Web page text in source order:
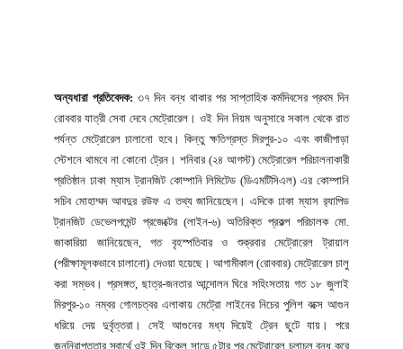
অন্যধারা প্রতিবেদক: ৩৭ দিন বন্ধ থাকার পর সাপ্তাহিক কর্মদিবসের প্রথম দিন
রোববার যাত্রী সেবা দেবে মেট্রোরেল। ওই দিন নিয়ম অনুসারে সকাল থেকে রাত
পর্যন্ত মেট্রোরেল চালানো হবে। কিন্তু ক্ষতিগ্রস্ত মিরপুর-১০ এবং কাজীপাড়া
স্টেশনে থামবে না কোনো ট্রেন। শনিবার (২৪ আগস্ট) মেট্রোরেল পরিচালনাকারী
প্রতিষ্ঠান ঢাকা ম্যাস ট্রানজিট কোম্পানি লিমিটেড (ডিএমটিসিএল) এর কোম্পানি
সচিব মোহাম্মদ আবদুর রউফ এ তথ্য জানিয়েছেন। এদিকে ঢাকা ম্যাস র‌্যাপিড
ট্রানজিট ডেভেলপমেন্ট প্রজেক্টের (লাইন-৬) অতিরিক্ত প্রকল্প পরিচালক মো.
জাকারিয়া জানিয়েছেন, গত বৃহস্পতিবার ও শুক্রবার মেট্রোরেল ট্রায়াল
(পরীক্ষামূলকভাবে চালানো) দেওয়া হয়েছে। আগামীকাল (রোববার) মেট্রোরেল চালু
করা সম্ভব। প্রসঙ্গত, ছাত্র-জনতার আন্দোলন ঘিরে সহিংসতায় গত ১৮ জুলাই
মিরপুর-১০ নম্বর গোলচত্বর এলাকায় মেট্রো লাইনের নিচের পুলিশ বক্সে আগুন
ধরিয়ে দেয় দুর্বৃত্তরা। সেই আগুনের মধ্য দিয়েই ট্রেন ছুটে যায়। পরে
জননিরাপত্তার স্বার্থে ওই দিন বিকেল সাড়ে ৫টার পর মেট্রোরেল চলাচল বন্ধ করে